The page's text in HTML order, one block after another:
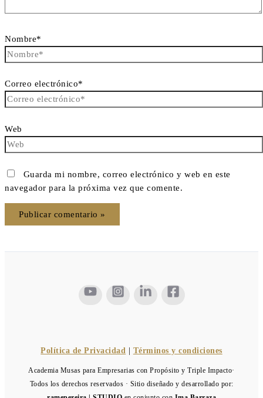
Nombre*
Correo electrónico*
Web
Guarda mi nombre, correo electrónico y web en este
navegador para la próxima vez que comente.
Política de Privacidad | Términos y condiciones
Academia Musas para Empresarias con Propósito y Triple Impacto·
Todos los derechos reservados · Sitio diseñado y desarrollado por: